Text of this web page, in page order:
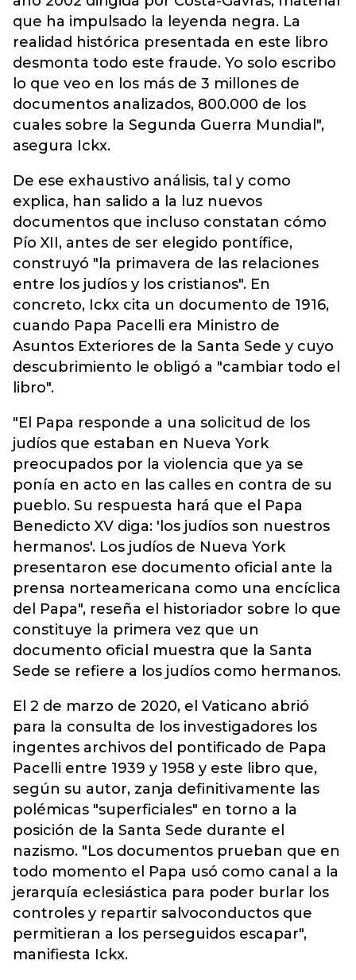
que ha impulsado la leyenda negra. La
realidad histórica presentada en este libro
desmonta todo este fraude. Yo solo escribo
lo que veo en los más de 3 millones de
documentos analizados, 800.000 de los
cuales sobre la Segunda Guerra Mundial",
asegura Ickx.
De ese exhaustivo análisis, tal y como
explica, han salido a la luz nuevos
documentos que incluso constatan cómo
Pío XII, antes de ser elegido pontífice,
construyó "la primavera de las relaciones
entre los judíos y los cristianos". En
concreto, Ickx cita un documento de 1916,
cuando Papa Pacelli era Ministro de
Asuntos Exteriores de la Santa Sede y cuyo
descubrimiento le obligó a "cambiar todo el
libro".
"El Papa responde a una solicitud de los
judíos que estaban en Nueva York
preocupados por la violencia que ya se
ponía en acto en las calles en contra de su
pueblo. Su respuesta hará que el Papa
Benedicto XV diga: 'los judíos son nuestros
hermanos'. Los judíos de Nueva York
presentaron ese documento oficial ante la
prensa norteamericana como una encíclica
del Papa", reseña el historiador sobre lo que
constituye la primera vez que un
documento oficial muestra que la Santa
Sede se refiere a los judíos como hermanos.
El 2 de marzo de 2020, el Vaticano abrió
para la consulta de los investigadores los
ingentes archivos del pontificado de Papa
Pacelli entre 1939 y 1958 y este libro que,
según su autor, zanja definitivamente las
polémicas "superficiales" en torno a la
posición de la Santa Sede durante el
nazismo. "Los documentos prueban que en
todo momento el Papa usó como canal a la
jerarquía eclesiástica para poder burlar los
controles y repartir salvoconductos que
permitieran a los perseguidos escapar",
manifiesta Ickx.